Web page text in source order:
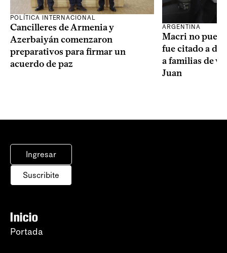
POLÍTICA INTERNACIONAL
Cancilleres de Armenia y
Azerbaiyán comenzaron
preparativos para firmar un
acuerdo de paz
ARGENTINA
Macri no
fue citado a
a familias de
Juan
Ingresar
Suscribite
Inicio
Portada